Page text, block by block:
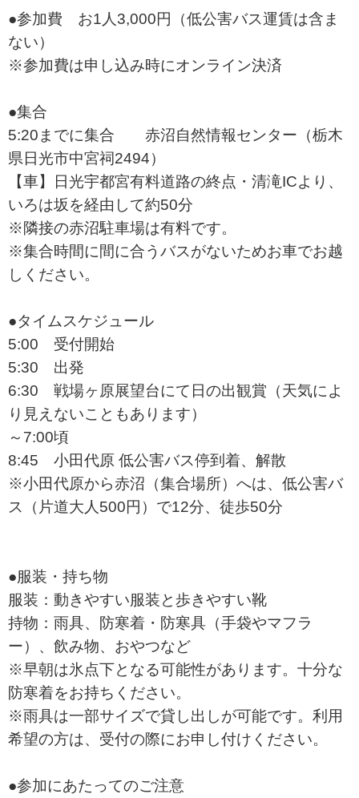
●参加費 お1人3,000円（低公害バス運賃は含ま
ない）
※参加費は申し込み時にオンライン決済
●集合
5:20までに集合 赤沼自然情報センター（栃木
県日光市中宮祠2494）
【車】日光宇都宮有料道路の終点・清滝ICより、
いろは坂を経由して約50分
※隣接の赤沼駐車場は有料です。
※集合時間に間に合うバスがないためお車でお越
しください。
●タイムスケジュール
5:00 受付開始
5:30 出発
6:30 戦場ヶ原展望台にて日の出観賞（天気によ
り見えないこともあります）
～7:00頃
8:45 小田代原 低公害バス停到着、解散
※小田代原から赤沼（集合場所）へは、低公害バ
ス（片道大人500円）で12分、徒歩50分
●服装・持ち物
服装：動きやすい服装と歩きやすい靴
持物：雨具、防寒着・防寒具（手袋やマフラ
ー）、飲み物、おやつなど
※早朝は氷点下となる可能性があります。十分な
防寒着をお持ちください。
※雨具は一部サイズで貸し出しが可能です。利用
希望の方は、受付の際にお申し付けください。
●参加にあたってのご注意